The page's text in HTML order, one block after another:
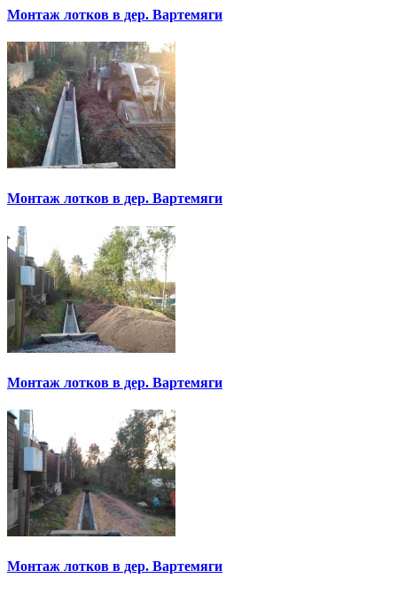
Монтаж лотков в дер. Вартемяги
Монтаж лотков в дер. Вартемяги
Монтаж лотков в дер. Вартемяги
Монтаж лотков в дер. Вартемяги